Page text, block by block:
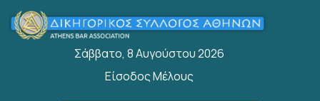
Παράκαμψη προς το κυρίως περιεχόμενο
Σάββατο, 8 Αυγούστου 2026
User account menu
Είσοδος Μέλους